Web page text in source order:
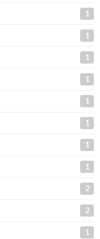
1
1
1
1
1
1
1
1
2
2
1